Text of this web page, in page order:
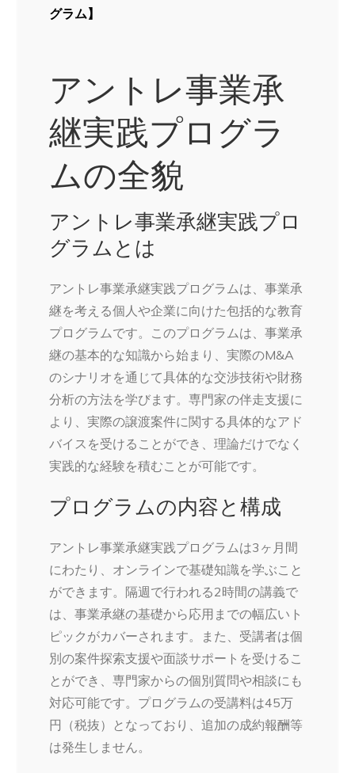
グラム】
アントレ事業承
継実践プログラ
ムの全貌
アントレ事業承継実践プロ
グラムとは
アントレ事業承継実践プログラムは、事業承
継を考える個人や企業に向けた包括的な教育
プログラムです。このプログラムは、事業承
継の基本的な知識から始まり、実際のM&A
のシナリオを通じて具体的な交渉技術や財務
分析の方法を学びます。専門家の伴走支援に
より、実際の譲渡案件に関する具体的なアド
バイスを受けることができ、理論だけでなく
実践的な経験を積むことが可能です。
プログラムの内容と構成
アントレ事業承継実践プログラムは3ヶ月間
にわたり、オンラインで基礎知識を学ぶこと
ができます。隔週で行われる2時間の講義で
は、事業承継の基礎から応用までの幅広いト
ピックがカバーされます。また、受講者は個
別の案件探索支援や面談サポートを受けるこ
とができ、専門家からの個別質問や相談にも
対応可能です。プログラムの受講料は45万
円（税抜）となっており、追加の成約報酬等
は発生しません。